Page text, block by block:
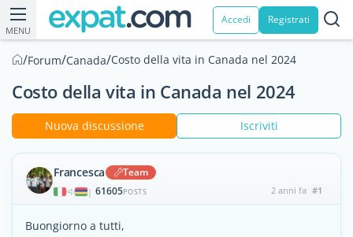
MENU
Accedi Registrati
/Forum/Canada/Costo della vita in Canada nel 2024
Costo della vita in Canada nel 2024
Nuova discussione Iscriviti
Francesca Team
| 61605POSTS 2 anni fa #1
Buongiorno a tutti,